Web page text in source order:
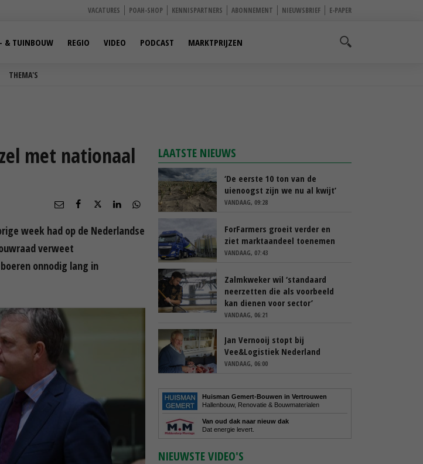
VACATURES POAH-SHOP KENNISPARTNERS ABONNEMENT NIEUWSBRIEF E-PAPER
THEMA'S
& TUINBOUW REGIO VIDEO PODCAST MARKTPRIJZEN
met nationaal
week had op de Nederlandse
verweet
onnodig lang in
LAATSTE NIEUWS
‘De eerste 10 ton van de
uienoogst zijn we nu al kwijt’
VANDAAG, 09:28
ForFarmers groeit verder en
ziet marktaandeel toenemen
VANDAAG, 07:43
Zalmkweker wil ‘standaard
neerzetten die als voorbeeld
kan dienen voor sector’
VANDAAG, 06:21
Jan Vernooij stopt bij
Vee&Logistiek Nederland
VANDAAG, 06:00
Huisman Gemert-Bouwen in Vertrouwen
Hallenbouw, Renovatie & Bouwmaterialen
Van oud dak naar nieuw dak
Dat energie levert.
NIEUWSTE VIDEO'S